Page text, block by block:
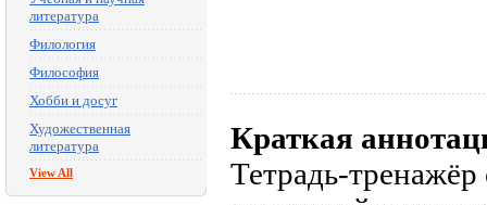
литература
Филология
Философия
Хобби и досуг
Художественная
литература
View All
Краткая
Тетрадь-